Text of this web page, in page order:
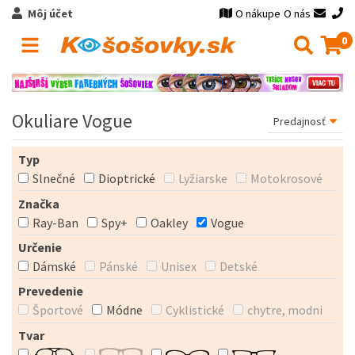
Môj účet O nákupe O nás
0
Okuliare Vogue
Typ
Slnečné
Dioptrické Lyžiarske
Motokrosové
Značka
Ray-Ban
Spy+ Oakley
Vogue
Určenie
Dámské
Pánské Unisex
Detské
Prevedenie
Športové
Módne Cyklistické
chytre, modni
Tvar